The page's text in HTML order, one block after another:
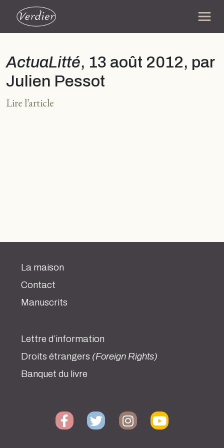
ActuaLitté, 13 août 2012, par
Julien Pessot
Lire l’article
La maison
Contact
Manuscrits
Lettre d’information
Droits étrangers (Foreign Rights)
Banquet du livre